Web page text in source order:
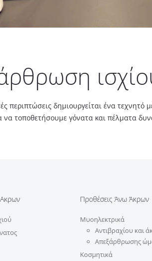
περιπτώσεις δημιουργείται ένα
να τοποθετήσουμε γόνατα και πέλματα
Προθέσεις Άνω Άκρων
Μυοηλεκτρικά
Αντιβραχίου και
Απεξάρθρωσης
Κοσμητικά